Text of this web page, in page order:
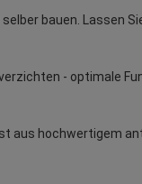
bauen. Lassen
- optimale
aus hochwertigem